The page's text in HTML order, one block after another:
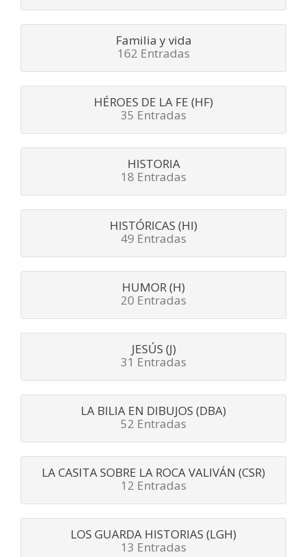
Familia y vida
162 Entradas
HÉROES DE LA FE (HF)
35 Entradas
HISTORIA
18 Entradas
HISTÓRICAS (HI)
49 Entradas
HUMOR (H)
20 Entradas
JESÚS (J)
31 Entradas
LA BILIA EN DIBUJOS (DBA)
52 Entradas
LA CASITA SOBRE LA ROCA VALIVÁN (CSR)
12 Entradas
LOS GUARDA HISTORIAS (LGH)
13 Entradas